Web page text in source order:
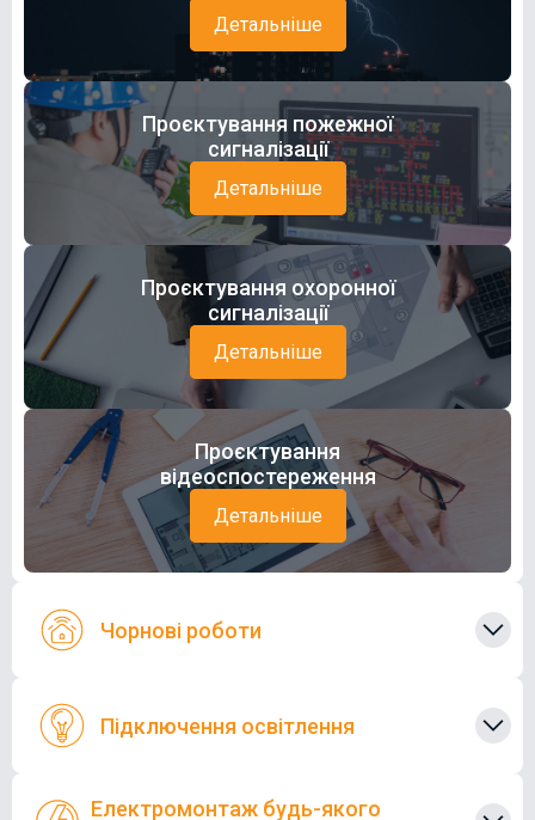
Детальніше
Проєктування пожежної
сигналізації
Детальніше
Проєктування охоронної
сигналізації
Детальніше
Проєктування
відеоспостереження
Детальніше
Чорнові роботи
Підключення освітлення
Електромонтаж будь-якого